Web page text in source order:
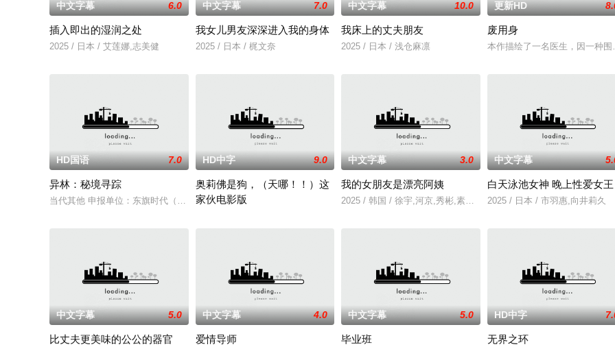
中文字幕 6.0
插入即出的湿润之处
2025 / 日本 / 艾莲娜,志美健
中文字幕 7.0
我女儿男友深深进入我的身体
2025 / 日本 / 梶文奈
中文字幕 10.0
我床上的丈夫朋友
2025 / 日本 / 浅仓麻凛
更新HD
废用身
本作描绘了一名医生，因一种
HD国语 7.0
异林：秘境寻踪
当代其他 申报单位：东旗时代（北京）影视文化传媒有限公司
HD中字 9.0
奥莉佛是狗，（天哪！！）这
家伙电影版
中文字幕 3.0
我的女朋友是漂亮阿姨
2025 / 韩国 / 徐宇,河京,秀彬,素美,崔敏浩,时宇,金东宇,韩蔚
中文字幕
白天泳池女神 晚上性爱女王
2025 / 日本 / 市羽惠,向井莉久
中文字幕 5.0
比丈夫更美味的公公的器官
中文字幕 4.0
爱情导师
中文字幕 5.0
毕业班
HD中字
无界之环